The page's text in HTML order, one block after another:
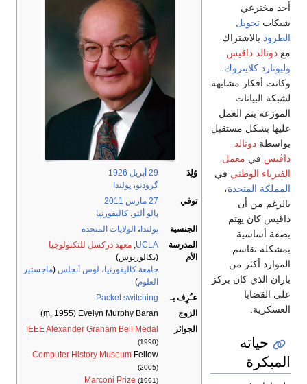
وُلِدَ 29 أبريل
1926
گرودنو، پولندا
توفي
27 مارس
2011
پالو ألتو، كاليفورنيا
الجنسية
پولندا ، الولايات المتحدة
المدرسة
الأم
UCLA
, معهد دركسل للتكنولوجيا
(بكالوريوس)
جامعة كاليفورنيا، لوس أنجلس (ماجستير
العلوم)
عـُرِف بـ
Packet switching
الزوج
Evelyn Murphy Baran
(
m. 1955)
الجوائز
IEEE Alexander Graham Bell Medal
(1990)
Computer History Museum Fellow
(2005)
Marconi Prize (1991)
أحد مخترعي
شبكات تحويل
الطرود بالاشتراك
مع دونالد داڤيس
وليونارد كلاينروك
وكانت أفكار مشابهة
لشبكة البيانات
الموزعة يتم العمل
عليها بشكل مستقبل
بواسطة دونالد
داڤيس في معمل
الفيزياء الوطني في
المملكة المتحدة،
بالرغم من أن
داڤيس كان يهتم
بصفة أساسية
بمشكلة تقاسم
الموارد أكثر من
باران الذي كان يركز
على القضايا
العسكرية.
حياته
المبكرة